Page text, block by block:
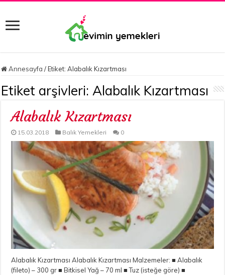
Annesayfa / Etiket:Alabalık Kızartması
Etiket arşivleri:Alabalık Kızartması
Alabalık Kızartması
15.03.2018 Balık Yemekleri 0
Alabalık Kızartması Alabalık Kızartması Malzemeler: ■ Alabalık
(fileto) – 300 gr ■ Bitkisel Yağ – 70 ml ■ Tuz (isteğe göre) ■